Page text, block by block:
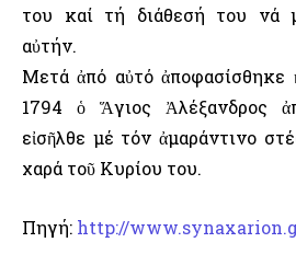
του καί τή διάθεσή του νά
αὐτήν.
Μετά ἀπό αὐτό
1794 ὁ Ἅγιος Ἀλέξανδρος
εἰσῆλθε μέ τόν ἀμαράντινο
χαρά τοῦ Κυρίου του.
Πηγή: http://